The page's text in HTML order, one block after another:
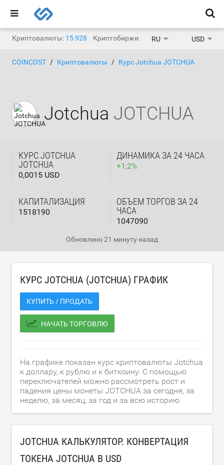
Криптовалюты: 15 928 Криптобиржи: 1 471
RU USD
COINCOST Криптовалюты Курс Jotchua JOTCHUA
Jotchua JOTCHUA
КУРС JOTCHUA
JOTCHUA
0,0015 USD
ДИНАМИКА ЗА 24 ЧАСА
+1,2%
КАПИТАЛИЗАЦИЯ
1518190
ОБЪЕМ ТОРГОВ ЗА 24
ЧАСА
1047090
Обновлено21 минуту назад
КУРС JOTCHUA (JOTCHUA) ГРАФИК
КУПИТЬ / ПРОДАТЬ
НАЧАТЬ ТОРГОВЛЮ
На графике показан курс криптовалюты Jotchua
к доллару, к рублю и к биткоину. С помощью
переключателей можно рассмотреть рост и
падения цены монеты JOTCHUA за сегодня, за
неделю, за месяц, за год и за всю историю.
JOTCHUA КАЛЬКУЛЯТОР. КОНВЕРТАЦИЯ
ТОКЕНА JOTCHUA В USD